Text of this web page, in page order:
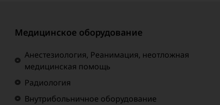
Медицинское оборудование
Анестезиология, Реанимация, неотложная
медицинская помощь
Радиология
Внутрибольничное оборудование